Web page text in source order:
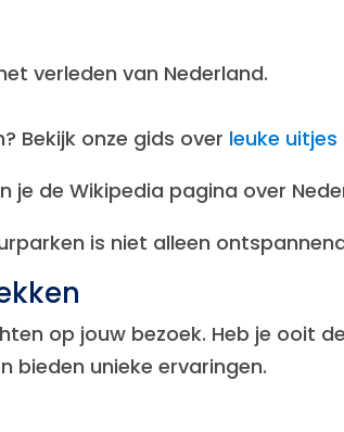
verleden van Nederland.
Bekijk onze gids over leuke
de Wikipedia pagina over
is niet alleen
op jouw bezoek. Heb je ooit
bieden unieke ervaringen.